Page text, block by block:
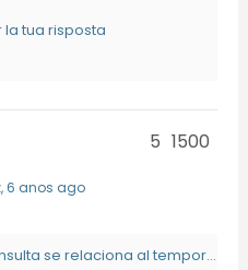
tua risposta
, 6 anos ago
1500
5
se relaciona al tempor...